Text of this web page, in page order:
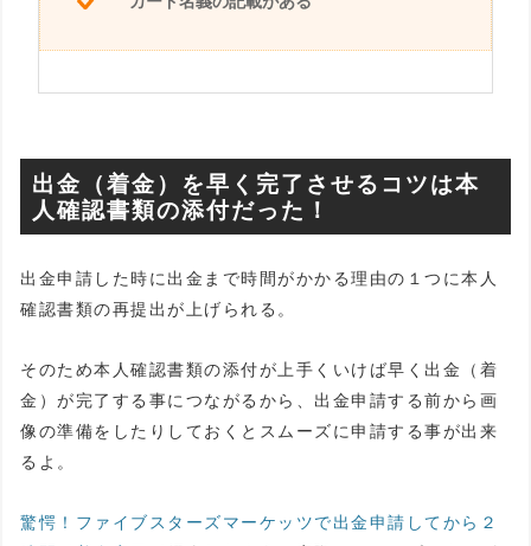
出金（着金）を早く完了させるコツは本
人確認書類の添付だった！
出金申請した時に出金まで時間がかかる理由の１つに本人
確認書類の再提出が上げられる。
そのため本人確認書類の添付が上手くいけば早く出金（着
金）が完了する事につながるから、出金申請する前から画
像の準備をしたりしておくとスムーズに申請する事が出来
るよ。
驚愕！ファイブスターズマーケッツで出金申請してから２